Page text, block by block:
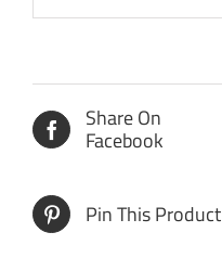
Share On
Facebook
Pin This Product